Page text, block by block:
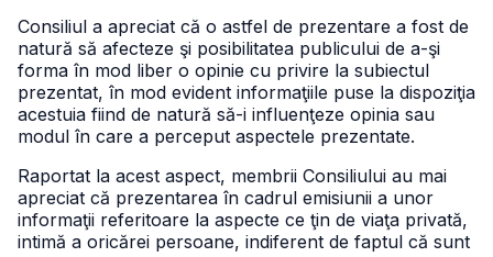
Consiliul a apreciat că o astfel de prezentare a fost de
natură să afecteze şi posibilitatea publicului de a-şi
forma în mod liber o opinie cu privire la subiectul
prezentat, în mod evident informaţiile puse la dispoziţia
acestuia fiind de natură să-i influenţeze opinia sau
modul în care a perceput aspectele prezentate.
Raportat la acest aspect, membrii Consiliului au mai
apreciat că prezentarea în cadrul emisiunii a unor
informaţii referitoare la aspecte ce ţin de viaţa privată,
intimă a oricărei persoane, indiferent de faptul că sunt